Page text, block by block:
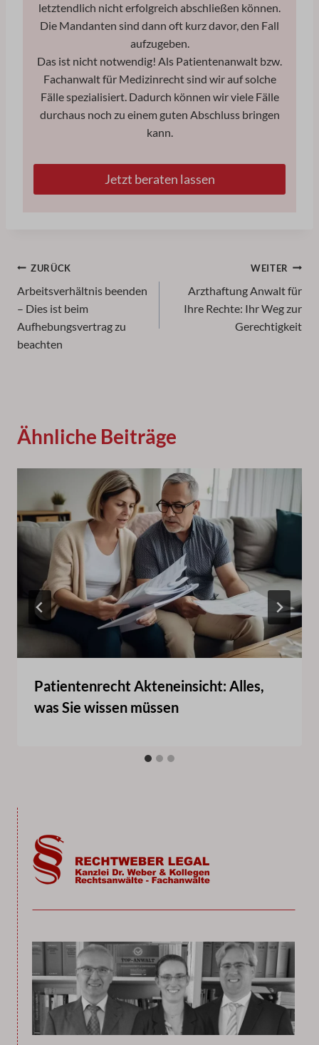
letztendlich nicht erfolgreich abschließen können.
Die Mandanten sind dann oft kurz davor, den Fall
aufzugeben.
Das ist nicht notwendig! Als Patientenanwalt bzw.
Fachanwalt für Medizinrecht sind wir auf solche
Fälle spezialisiert. Dadurch können wir viele Fälle
durchaus noch zu einem guten Abschluss bringen
kann.
Jetzt beraten lassen
Beitragsnavigation
ZURÜCK
Arbeitsverhältnis beenden
– Dies ist beim
Aufhebungsvertrag zu
beachten
WEITER
Arzthaftung Anwalt für
Ihre Rechte: Ihr Weg zur
Gerechtigkeit
Ähnliche Beiträge
Patientenrecht Akteneinsicht: Alles,
was Sie wissen müssen